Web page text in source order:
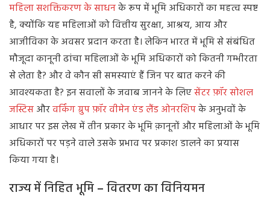
महिला सशक्तिकरण के साधनके रूप में भूमि अधिकारों का महत्व स्पष्ट
है, क्योंकि यह महिलाओं को वित्तीय सुरक्षा, आश्रय, आय और
आजीविका के अवसर प्रदान करता है। लेकिन भारत में भूमि से संबंधित
मौजूदा कानूनी ढांचा महिलाओं के भूमि अधिकारों को कितनी गम्भीरता
से लेता है? और वे कौन सी समस्याएं हैं जिन पर बात करने की
आवश्यकता है? इन सवालों के जवाब जानने के लिएसेंटर फ़ॉर सोशल
जस्टिसऔरवर्किंग ग्रुप फ़ॉर वीमेन एंड लैंड ओनरशिपके अनुभवों के
आधार पर इस लेख में तीन प्रकार के भूमि क़ानूनों और महिलाओं के भूमि
अधिकारों पर पड़ने वाले उसके प्रभाव पर प्रकाश डालने का प्रयास
किया गया है।
राज्यमेंनिहितभूमि–वितरणकाविनियमन